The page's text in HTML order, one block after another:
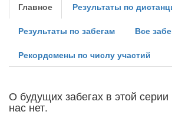
Главное Результаты по
Результаты по забегам Все
Рекордсмены по числу участий
О будущих забегах в этой
нас нет.